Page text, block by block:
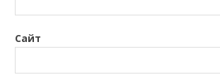
Сайт